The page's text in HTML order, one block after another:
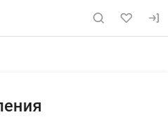
сайту eqinfo.ru